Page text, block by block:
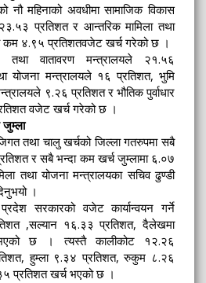
महिनाको अवधीमा सामाजिक विकास
प्रतिशत र आन्तरिक मामिला तथा
कम ४.९५ प्रतिशतवजेट खर्च गरेको छ ।
तथा वातावरण मन्त्रालयले २१.५६
योजना मन्त्रालयले १६ प्रतिशत, भुमि
९.२६ प्रतिशत र भौतिक पुर्वाधार
वजेट खर्च गरेको छ ।
तथा चालु खर्चको जिल्ला गतरुपमा सबै
र सबै भन्दा कम खर्च जुम्लामा ६.०७
तथा योजना मन्त्रालयका सचिव ढुण्डी
।
सरकारको वजेट कार्यान्वयन गर्ने
,सल्यान १६.३३ प्रतिशत, दैलेखमा
छ । त्यस्तै कालीकोट १२.२६
हुम्ला ९.३४ प्रतिशत, रुकुम ८.२६
प्रतिशत खर्च भएको छ ।